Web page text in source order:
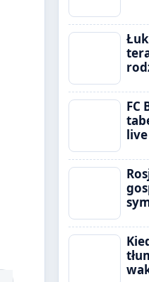
FC
live